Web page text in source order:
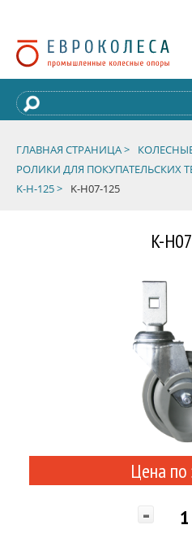
ГЛАВНАЯ СТРАНИЦА >
РОЛИКИ ДЛЯ ПОКУПАТЕЛЬСКИХ
K-H-125 >
K-H07-125
K-
Цена по
-